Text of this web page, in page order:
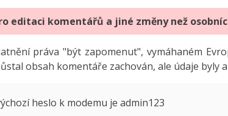
editaci komentářů a jiné změny než
práva "být zapomenut", vymáhaném
obsah komentáře zachován, ale údaje byly
heslo k modemu je admin123